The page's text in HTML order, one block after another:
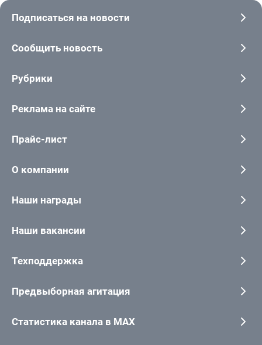
Подписаться на новости
Сообщить новость
Рубрики
Реклама на сайте
Прайс-лист
О компании
Наши награды
Наши вакансии
Техподдержка
Предвыборная агитация
Статистика канала в MAX